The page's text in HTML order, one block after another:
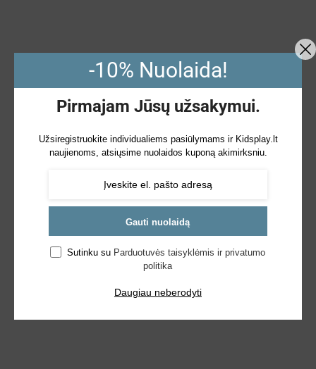
-10% Nuolaida!
Pirmajam Jūsų užsakymui.
Užsiregistruokite individualiems pasiūlymams ir Kidsplay.lt
naujienoms, atsiųsime nuolaidos kuponą akimirksniu.
Gauti nuolaidą
Sutinku su Parduotuvės taisyklėmis ir privatumo
politika
Daugiau neberodyti